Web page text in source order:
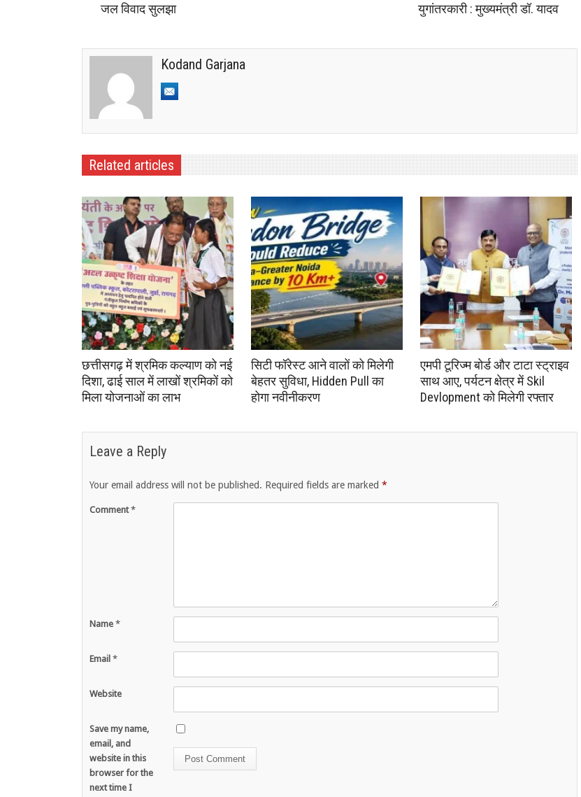
जल विवाद सुलझा
युगांतरकारी : मुख्यमंत्री डॉ. यादव
Kodand Garjana
Related articles
छत्तीसगढ़ में श्रमिक कल्याण को नई
दिशा, ढाई साल में लाखों श्रमिकों को
मिला योजनाओं का लाभ
सिटी फॉरेस्ट आने वालों को मिलेगी
बेहतर सुविधा, Hidden Pull का
होगा नवीनीकरण
एमपी टूरिज्म बोर्ड और टाटा स्ट्राइव
साथ आए, पर्यटन क्षेत्र में Skil
Devlopment को मिलेगी रफ्तार
Leave a Reply
Your email address will not be published. Required fields are marked *
Comment*
Name *
Email *
Website
Save my name,
email, and
website in this
browser for the
next time I